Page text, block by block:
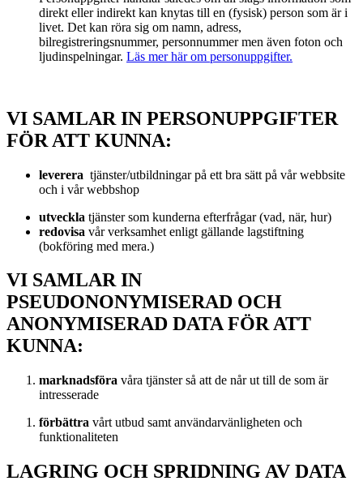
direkt eller indirekt kan knytas till en (fysisk) person som är i
livet. Det kan röra sig om namn, adress,
bilregistreringsnummer, personnummer men även foton och
ljudinspelningar. Läs mer här om personuppgifter.
VI SAMLAR IN PERSONUPPGIFTER
FÖR ATT KUNNA:
leverera tjänster/utbildningar på ett bra sätt på vår webbsite
och i vår webbshop
utveckla tjänster som kunderna efterfrågar (vad, när, hur)
redovisa vår verksamhet enligt gällande lagstiftning
(bokföring med mera.)
VI SAMLAR IN
PSEUDONONYMISERAD OCH
ANONYMISERAD DATA FÖR ATT
KUNNA:
marknadsföra våra tjänster så att de når ut till de som är
intresserade
förbättra vårt utbud samt användarvänligheten och
funktionaliteten
LAGRING OCH SPRIDNING AV DATA